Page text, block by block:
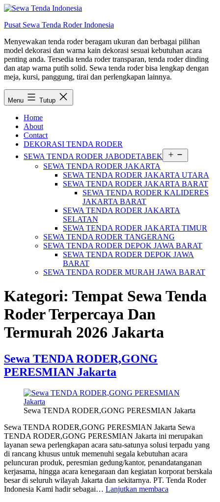
Lewati
konten
Pusat Sewa Tenda Roder Indonesia
Menyewakan tenda roder beragam ukuran dan berbagai pilihan
model dekorasi dan warna kain dekorasi sesuai kebutuhan acara
penting anda. Tersedia tenda roder transparan, tenda roder dinding
dan atap warna putih solid. Sewa tenda roder bisa lengkap dengan
meja, kursi, panggung, tirai dan perlengkapan lainnya.
Menu Tutup
Home
About
Contact
DEKORASI TENDA RODER
SEWA TENDA RODER JABODETABEK
menu
SEWA TENDA RODER JAKARTA
SEWA TENDA RODER JAKARTA UTARA
SEWA TENDA RODER JAKARTA BARAT
SEWA TENDA RODER KALIDERES
JAKARTA BARAT
SEWA TENDA RODER JAKARTA
SELATAN
SEWA TENDA RODER JAKARTA TIMUR
SEWA TENDA RODER TANGERANG
SEWA TENDA RODER DEPOK JAWA BARAT
SEWA TENDA RODER DEPOK JAWA
BARAT
SEWA TENDA RODER MURAH JAWA BARAT
Kategori: Tempat Sewa Tenda
Roder Terpercaya Dan
Termurah 2026 Jakarta
Sewa TENDA RODER,GONG
PERESMIAN Jakarta
Sewa TENDA RODER,GONG PERESMIAN Jakarta
Sewa TENDA RODER,GONG PERESMIAN Jakarta Sewa
TENDA RODER,GONG PERESMIAN Jakarta ini merupakan
layanan sewa perlengkapan acara satu-satunya solusi terpadu yang
di rancang khusus untuk memenuhi segala kebutuhan acara
peluncuran produk, peresmian gedung/kantor, penandatanganan
kerjasama, hingga acara kenegaraan dan kegiatan korporat berskala
besar di seluruh wilayah Jakarta dan sekitarnya. PT. Tenda Roder
Indonesia Kami hadir sebagai… Lanjutkan membaca